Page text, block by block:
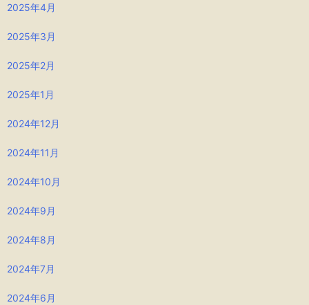
2025年4月
2025年3月
2025年2月
2025年1月
2024年12月
2024年11月
2024年10月
2024年9月
2024年8月
2024年7月
2024年6月